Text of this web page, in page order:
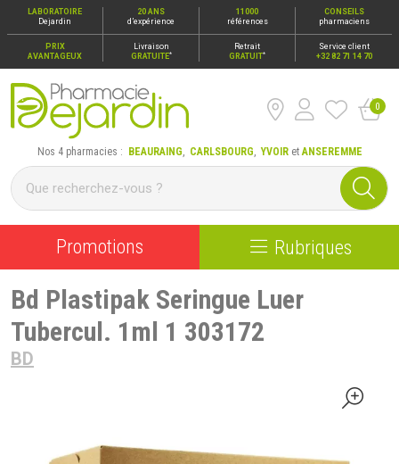
LABORATOIRE
Dejardin
20 ANS
d’expérience
11000
références
CONSEILS
pharmaciens
PRIX
AVANTAGEUX
Livraison
GRATUITE*
Retrait
GRATUIT*
Service client
+32 82 71 14 70
Pharmacie Dejardin Nos 4 pharmacies : Beauraing,
0
Nos 4 pharmacies : BEAURAING, CARLSBOURG,YVOIRetANSEREMME
Promotions Rubriques
Bd Plastipak Seringue Luer
Tubercul. 1ml 1 303172
BD